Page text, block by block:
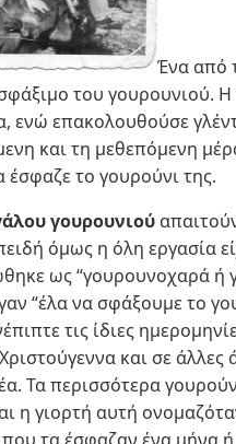
Ένα από
του γουρουνιού.
ενώ επακολουθούσε
και τη μεθεπόμενη
έσφαζε το γουρούνι της.
γουρουνιού
όμως η όλη εργασία
ως “γουρουνοχαρά
“έλα να σφάξουμε το
τις ίδιες
και σε
Τα περισσότερα
η γιορτή αυτή